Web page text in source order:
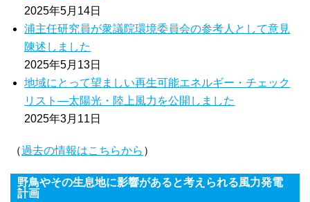
2025年5月14日
浦主任研究員が衆議院環境委員会の参考人として意見
陳述しました
2025年5月13日
地域にとって望ましい再生可能エネルギー・チェック
リスト―太陽光・陸上風力を公開しました
2025年3月11日
（過去の情報はこちらから ）
野鳥やその生息地に影響があると考えられる風力発電
計画